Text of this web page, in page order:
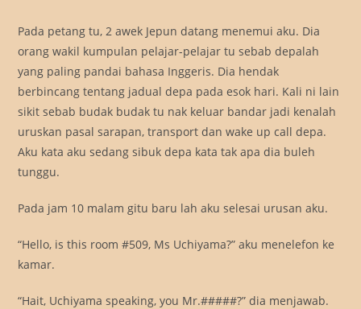
Pada petang tu, 2 awek Jepun datang menemui aku. Dia
orang wakil kumpulan pelajar-pelajar tu sebab depalah
yang paling pandai bahasa Inggeris. Dia hendak
berbincang tentang jadual depa pada esok hari. Kali ni lain
sikit sebab budak budak tu nak keluar bandar jadi kenalah
uruskan pasal sarapan, transport dan wake up call depa.
Aku kata aku sedang sibuk depa kata tak apa dia buleh
tunggu.
Pada jam 10 malam gitu baru lah aku selesai urusan aku.
“Hello, is this room #509, Ms Uchiyama?” aku menelefon ke
kamar.
“Hait, Uchiyama speaking, you Mr.#####?” dia menjawab.